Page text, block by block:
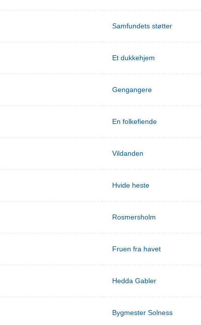
Samfundets støtter
Et dukkehjem
Gengangere
En folkefiende
Vildanden
Hvide heste
Rosmersholm
Fruen fra havet
Hedda Gabler
Bygmester Solness